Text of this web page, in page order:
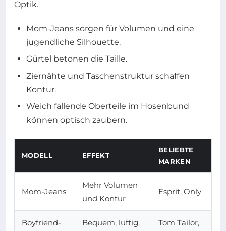
Optik.
Mom-Jeans sorgen für Volumen und eine
jugendliche Silhouette.
Gürtel betonen die Taille.
Ziernähte und Taschenstruktur schaffen
Kontur.
Weich fallende Oberteile im Hosenbund
können optisch zaubern.
MODELL EFFEKT
BELIEBTE
MARKEN
Mom-Jeans
Mehr Volumen
und Kontur
Esprit, Only
Boyfriend-
Bequem, luftig,
Tom Tailor,